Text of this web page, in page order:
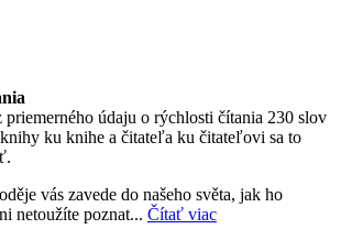
priemerného údaju o rýchlosti čítania 230 slov
ku knihe a čitateľa ku čitateľovi sa to
vás zavede do našeho světa, jak ho
netoužíte poznat... Čítať viac